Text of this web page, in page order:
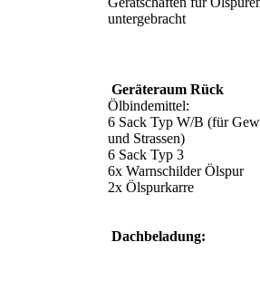
untergebracht
Geräteraum Rück
Ölbindemittel:
6 Sack Typ W/B (für
und Strassen)
6 Sack Typ 3
6x Warnschilder Ölspur
2x Ölspurkarre
Dachbeladung: